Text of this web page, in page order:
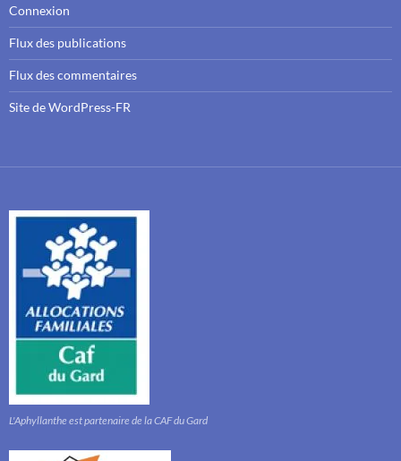
Connexion
Flux des publications
Flux des commentaires
Site de WordPress-FR
L'Aphyllanthe est partenaire de la CAF du Gard